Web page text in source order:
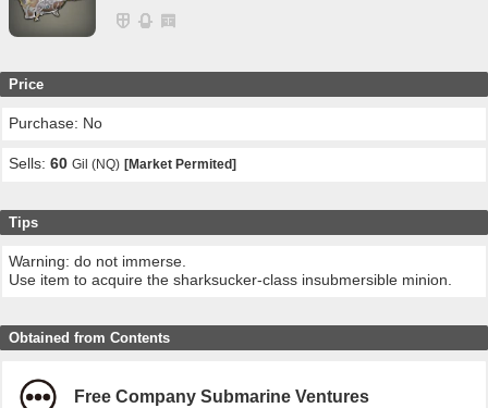
Price
Purchase: No
Sells:60 Gil (NQ) [Market Permited]
Tips
Warning: do not immerse.
Use item to acquire the sharksucker-class insubmersible minion.
Obtained from Contents
Free Company Submarine Ventures